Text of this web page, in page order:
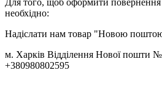
Для того, щоб оформити повернення
необхідно:
Надіслати нам товар "Новою
м. Харків Відділення Нової пошти
+380980802595